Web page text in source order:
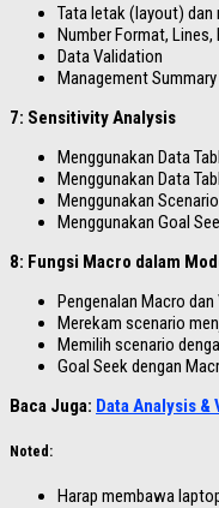
Tata letak (layout)
Number Format, Lines,
Data Validation
Management Summary
7: Sensitivity Analysis
Menggunakan Data
Menggunakan Data
Menggunakan Scenario
Menggunakan Goal
8: Fungsi Macro dalam
Pengenalan Macro dan
Merekam scenario
Memilih scenario
Goal Seek dengan
Baca Juga: Data Analysis
Noted:
Harap membawa